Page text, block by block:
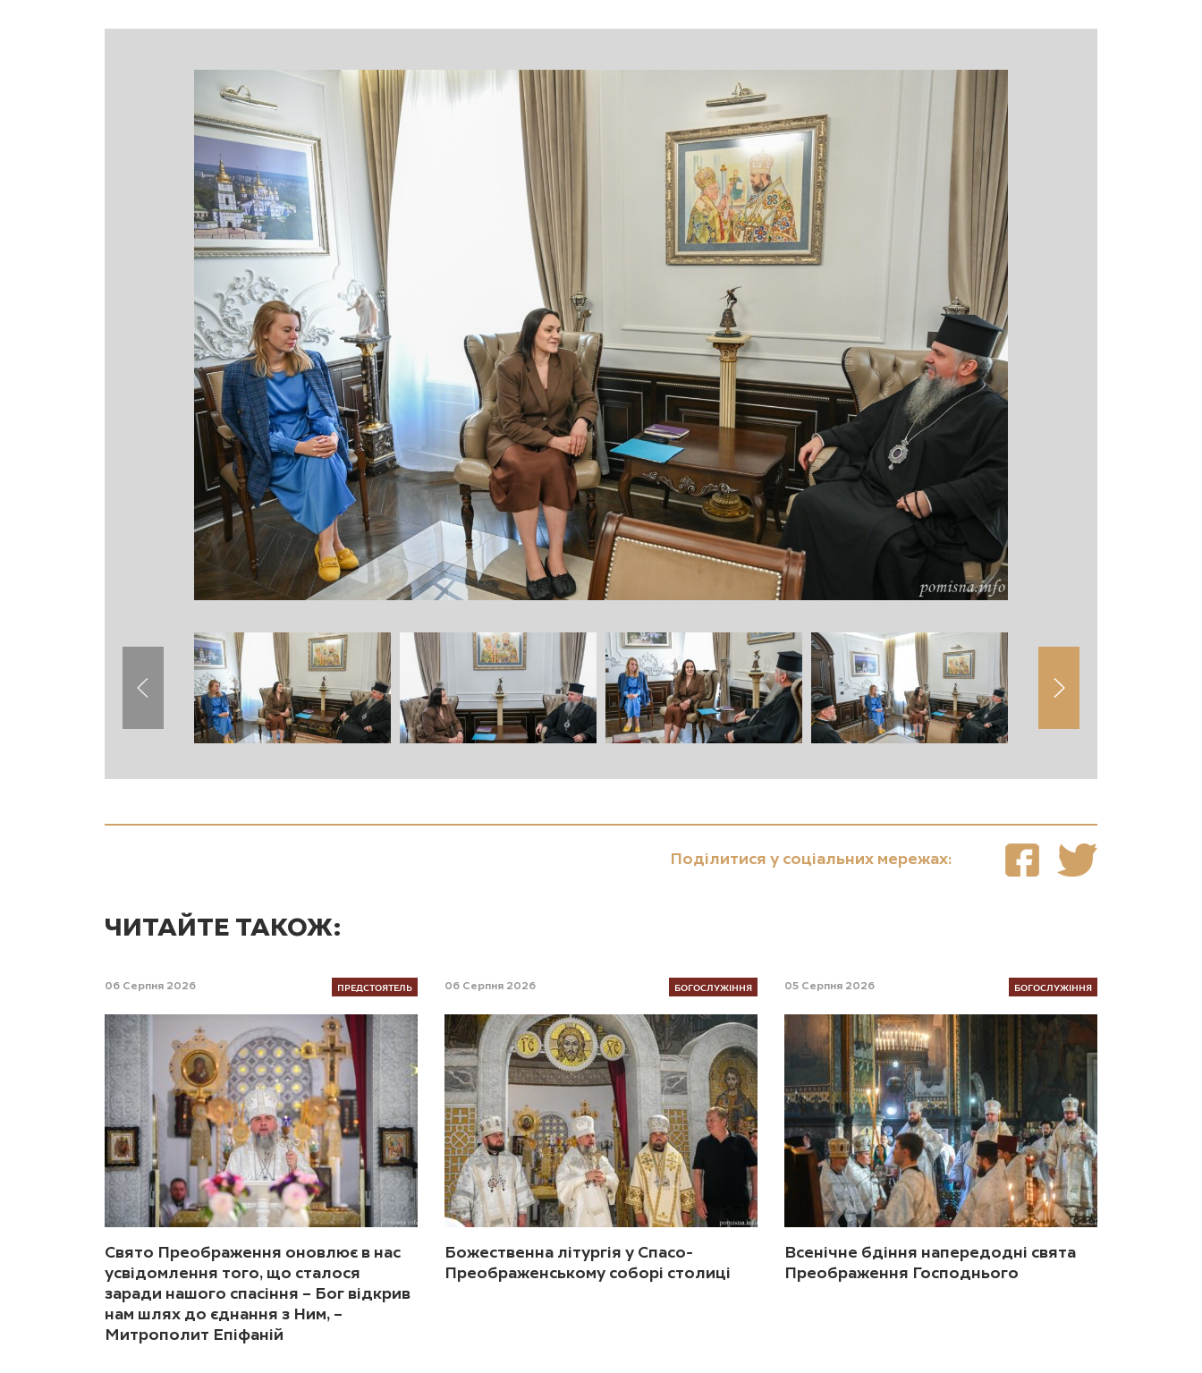
Поділитися у соціальних мережах:
ЧИТАЙТЕ ТАКОЖ:
06 Серпня 2026 ПРЕДСТОЯТЕЛЬ
Свято Преображення оновлює в нас
усвідомлення того, що сталося
заради нашого спасіння – Бог відкрив
нам шлях до єднання з Ним, –
Митрополит Епіфаній
06 Серпня 2026 БОГОСЛУЖІННЯ
Божественна літургія у Спасо-
Преображенському соборі столиці
05 Серпня 2026 БОГОСЛУЖІННЯ
Всенічне бдіння напередодні свята
Преображення Господнього